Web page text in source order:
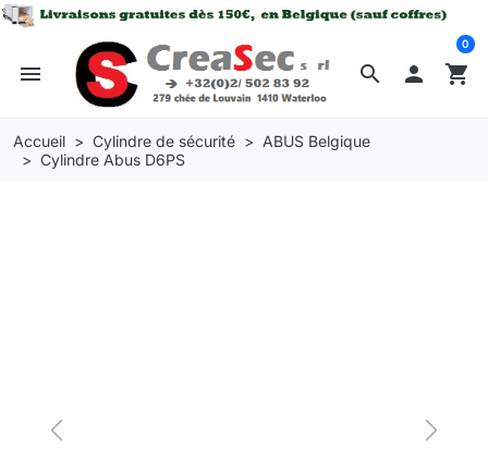
search
menu  shopping_cart
0
Accueil Cylindre de sécurité
ABUS Belgique
Cylindre Abus D6PS
Previous Next